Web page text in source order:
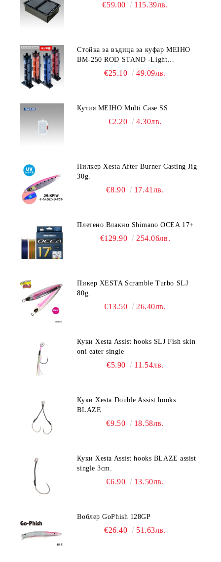
€59.00 115.39лв.
Стойка за въдица за куфар MEIHO
BM-250 ROD STAND -Light
Blue/Black color
€25.10 49.09лв.
Кутия MEIHO Multi Case SS
€2.20 4.30лв.
Пилкер Xesta After Burner Casting Jig
30g.
€8.90 17.41лв.
Плетено Влакно Shimano OCEA 17+
€129.90 254.06лв.
Пикер XESTA Scramble Turbo SLJ
80g.
€13.50 26.40лв.
Куки Xesta Assist hooks SLJ Fish skin
oni eater single
€5.90 11.54лв.
Куки Xesta Double Assist hooks
BLAZE
€9.50 18.58лв.
Куки Xesta Assist hooks BLAZE assist
single 3cm.
€6.90 13.50лв.
Воблер GoPhish 128GP
€26.40 51.63лв.